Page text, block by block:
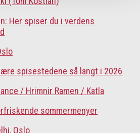
Her spiser du i verdens
spisestedene så langt i 2026
sommermenyer